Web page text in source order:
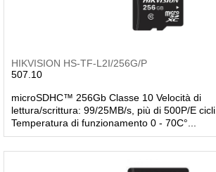
HIKVISION HS-TF-L2I/256G/P
507.10
microSDHC™ 256Gb Classe 10 Velocità di
lettura/scrittura: 99/25MB/s, più di 500P/E cicli.
Temperatura di funzionamento 0 - 70C°...